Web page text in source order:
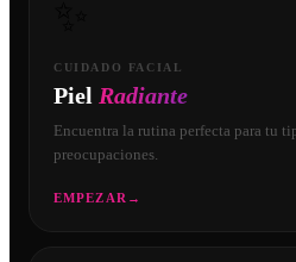
CUIDADO FACIAL
Piel Radiante
Encuentra la rutina perfecta para tu
preocupaciones.
EMPEZAR →